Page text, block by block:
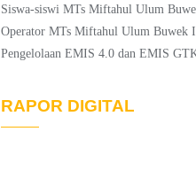
Siswa-siswi MTs Miftahul Ulum
Operator MTs Miftahul Ulum Buwek
Pengelolaan EMIS 4.0 dan EMIS
RAPOR DIGITAL